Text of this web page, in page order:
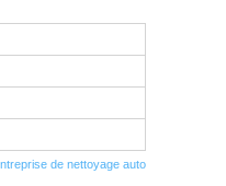
de nettoyage auto